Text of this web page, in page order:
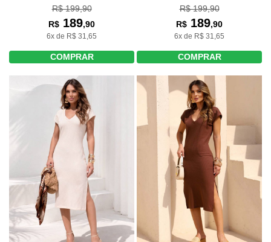
R$ 199,90
R$ 189,90
6x de R$ 31,65
COMPRAR
R$ 199,90
R$ 189,90
6x de R$ 31,65
COMPRAR